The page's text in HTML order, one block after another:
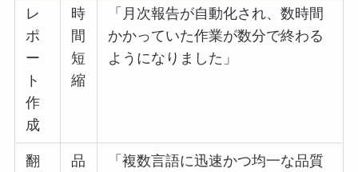
レ
ポ
ー
ト
作
成
時
間
短
縮
「月次報告が自動化され、数時間
かかっていた作業が数分で終わる
ようになりました」
翻
品
「複数言語に迅速かつ均一な品質